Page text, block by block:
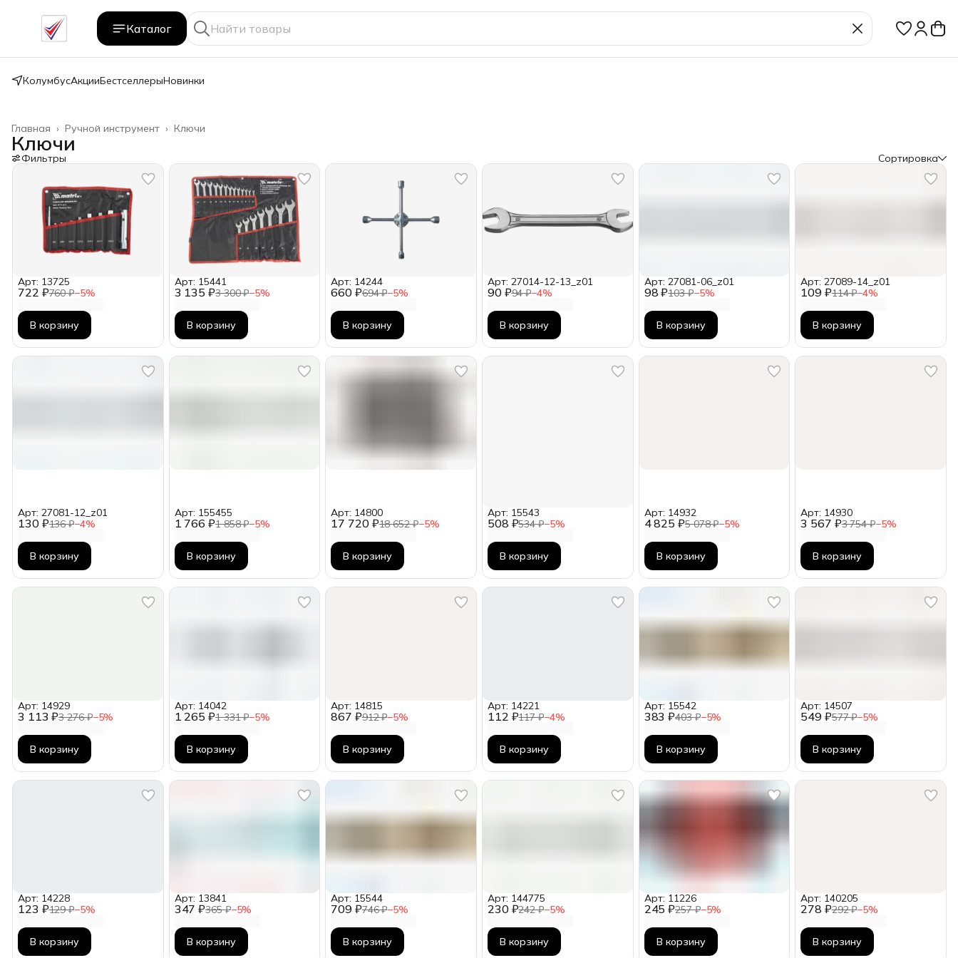
Каталог
КолумбусАкцииБестселлерыНовинки
Ключи
Ручной инструмент ›
Главная ›
Ключи
Фильтры Сортировка
722 ₽760 ₽−5%
Арт: 13725
В корзину
3 135 ₽3 300 ₽−5%
Арт: 15441
В корзину
660 ₽694 ₽−5%
Арт: 14244
В корзину
90 ₽94 ₽−4%
Арт: 27014-12-13_z01
В корзину
98 ₽103 ₽−5%
Арт: 27081-06_z01
В корзину
109 ₽114 ₽−4%
Арт: 27089-14_z01
В корзину
130 ₽136 ₽−4%
Арт: 27081-12_z01
В корзину
1 766 ₽1 858 ₽−5%
Арт: 155455
В корзину
17 720 ₽18 652 ₽−5%
Арт: 14800
В корзину
508 ₽534 ₽−5%
Арт: 15543
В корзину
4 825 ₽5 078 ₽−5%
Арт: 14932
В корзину
3 567 ₽3 754 ₽−5%
Арт: 14930
В корзину
3 113 ₽3 276 ₽−5%
Арт: 14929
В корзину
1 265 ₽1 331 ₽−5%
Арт: 14042
В корзину
867 ₽912 ₽−5%
Арт: 14815
В корзину
112 ₽117 ₽−4%
Арт: 14221
В корзину
383 ₽403 ₽−5%
Арт: 15542
В корзину
549 ₽577 ₽−5%
Арт: 14507
В корзину
123 ₽129 ₽−5%
Арт: 14228
В корзину
347 ₽365 ₽−5%
Арт: 13841
В корзину
709 ₽746 ₽−5%
Арт: 15544
В корзину
230 ₽242 ₽−5%
Арт: 144775
В корзину
245 ₽257 ₽−5%
Арт: 11226
В корзину
278 ₽292 ₽−5%
Арт: 140205
В корзину